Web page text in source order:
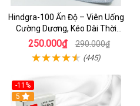
Hindgra-100 Ấn Độ – Viên Uống
Cường Dương, Kéo Dài Thời
Gian, Chống Xuất Tinh Sớm
250.000₫ 290.000₫
(445)
-11%
5